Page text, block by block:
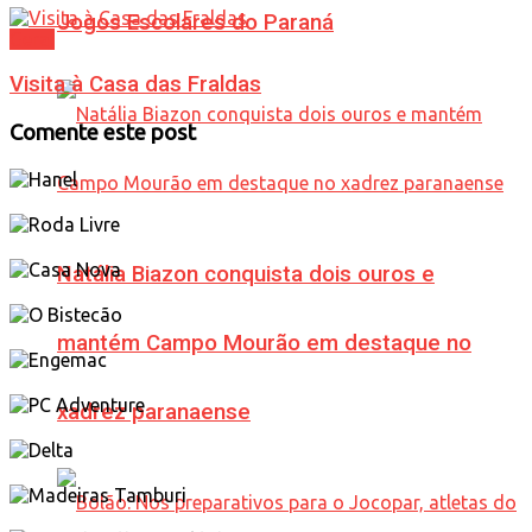
Jogos Escolares do Paraná
Natália Biazon conquista dois ouros e
mantém Campo Mourão em destaque no
xadrez paranaense
Visita à Casa das Fraldas
Comente este post